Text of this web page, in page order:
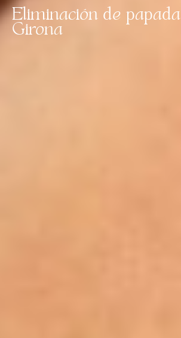
Eliminación de
Girona